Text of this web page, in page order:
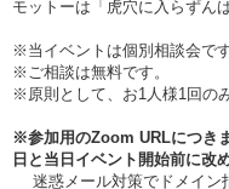
モットーは「虎穴に入らずん
※当イベントは個別相談会で
※ご相談は無料です。
※原則として、お1人様1回の
※参加用のZoom URLにつき
日と当日イベント開始前に改
迷惑メール対策でドメイン